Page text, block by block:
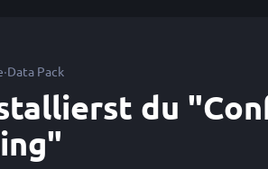
·Data Pack
du